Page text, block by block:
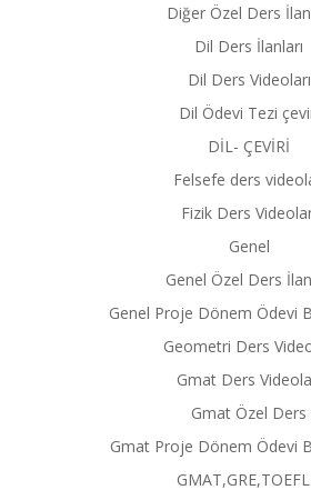
Diğer Özel Ders
Dil Ders İlanları
Dil Ders Videoları
Dil Ödevi Tezi
DİL- ÇEVİRİ
Felsefe ders
Fizik Ders
Genel
Genel Özel Ders
Genel Proje Dönem Ödevi
Geometri Ders
Gmat Ders
Gmat Özel Ders
Gmat Proje Dönem Ödevi